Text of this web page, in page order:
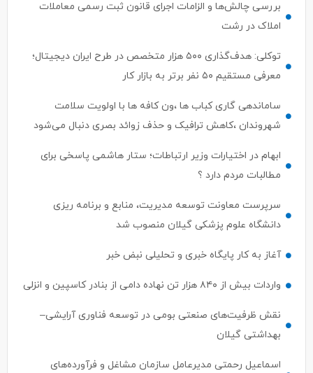
بررسی چالش‌ها و الزامات اجرای قانون ثبت رسمی معاملات
املاک در رشت
توکلی: هدف‌گذاری ۵۰۰ هزار متخصص در طرح ایران دیجیتال؛
معرفی مستقیم ۵۰ نفر برتر به بازار کار
ساماندهی گاری کباب ها ،ون کافه ها با اولویت سلامت
شهروندان ،کاهش ترافیک و حذف زوائد بصری دنبال می‌شود
ابهام در اختیارات وزیر ارتباطات؛ ستار هاشمی پاسخی برای
مطالبات مردم دارد ؟
سرپرست معاونت توسعه مدیریت، منابع و برنامه ریزی
دانشگاه علوم پزشکی گیلان منصوب شد
آغاز به کار پایگاه خبری و تحلیلی نبض خبر
واردات بیش از ۸۴۰ هزار تن نهاده دامی از بنادر كاسپین و انزلی
نقش ظرفیت‌های صنعتی بومی در توسعه فناوری آرایشی–
بهداشتی گیلان
اسماعیل رحمتی مدیرعامل سازمان مشاغل و فرآورده‌های